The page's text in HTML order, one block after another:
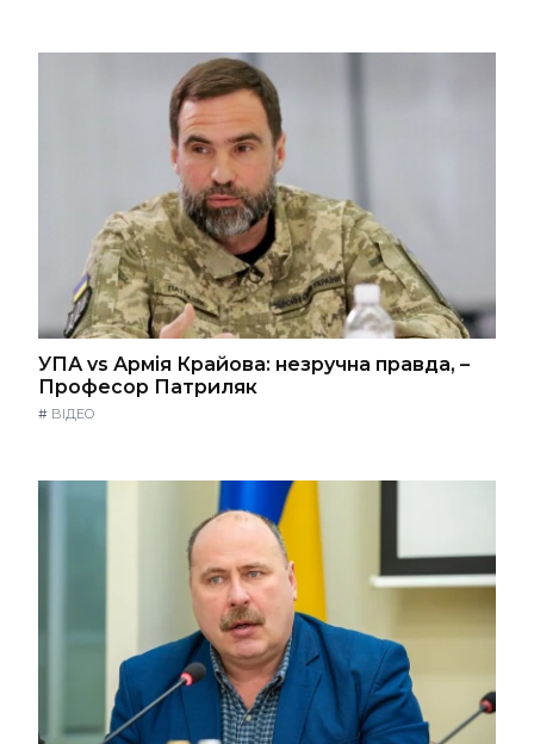
УПА vs Армія Крайова: незручна правда, –
Професор Патриляк
# ВІДЕО